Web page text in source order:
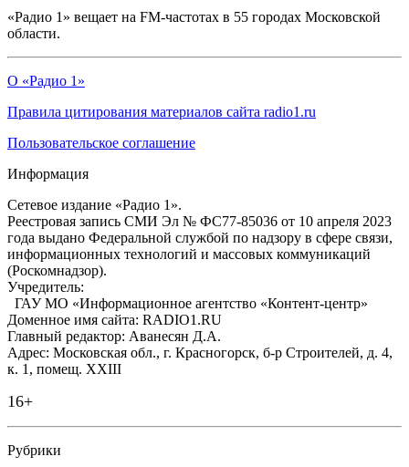
«Радио 1» вещает на FM-частотах в 55 городах Московской
области.
О «Радио 1»
Правила цитирования материалов сайта radio1.ru
Пользовательское соглашение
Информация
Сетевое издание «Радио 1».
Реестровая запись СМИ Эл № ФС77-85036 от 10 апреля 2023
года выдано Федеральной службой по надзору в сфере связи,
информационных технологий и массовых коммуникаций
(Роскомнадзор).
Учредитель:
ГАУ МО «Информационное агентство «Контент-центр»
Доменное имя сайта: RADIO1.RU
Главный редактор: Аванесян Д.А.
Адрес: Московская обл., г. Красногорск, б-р Строителей, д. 4,
к. 1, помещ. XXIII
16+
Рубрики